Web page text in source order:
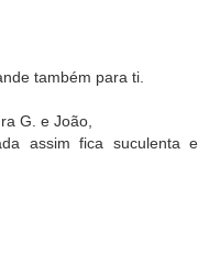
também para ti.
G. e João,
assim fica suculenta e